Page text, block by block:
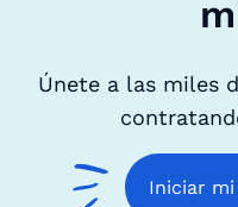
Únete a las miles
Iniciar